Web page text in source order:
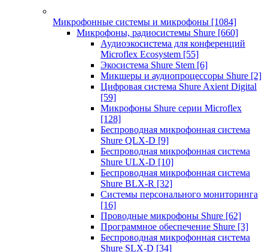
Микрофонные системы и микрофоны [1084]
Микрофоны, радиосистемы Shure [660]
Аудиоэкосистема для конференций
Microflex Ecosystem [55]
Экосистема Shure Stem [6]
Микшеры и аудиопроцессоры Shure [2]
Цифровая система Shure Axient Digital
[59]
Микрофоны Shure серии Microflex
[128]
Беспроводная микрофонная система
Shure QLX-D [9]
Беспроводная микрофонная система
Shure ULX-D [10]
Беспроводная микрофонная система
Shure BLX-R [32]
Системы персонального мониторинга
[16]
Проводные микрофоны Shure [62]
Программное обеспечение Shure [3]
Беспроводная микрофонная система
Shure SLX-D [34]